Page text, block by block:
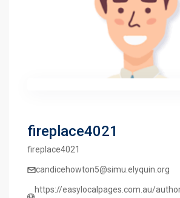
fireplace4021
fireplace4021
candicehowton5@simu.elyquin.org
https://easylocalpages.com.au/